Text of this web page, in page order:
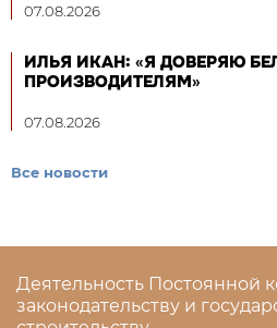
07.08.2026
ИЛЬЯ ИКАН: «Я ДОВЕРЯЮ
ПРОИЗВОДИТЕЛЯМ»
07.08.2026
Все новости
Деятельность Постоянной
законодательству и